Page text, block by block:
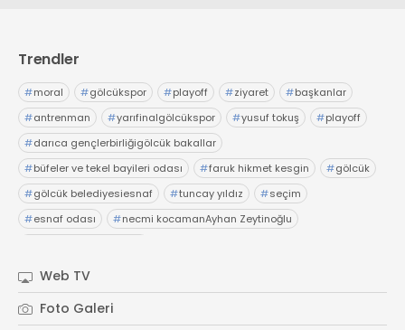
Trendler
#moral #gölcükspor #playoff #ziyaret #başkanlar
#antrenman #yarıfinalgölcükspor #yusuf tokuş #playoff
#darıca gençlerbirliğigölcük bakallar
#büfeler ve tekel bayileri odası #faruk hikmet kesgin #gölcük
#gölcük belediyesiesnaf #tuncay yıldız #seçim
#esnaf odası #necmi kocamanAyhan Zeytinoğlu
Web TV
Foto Galeri